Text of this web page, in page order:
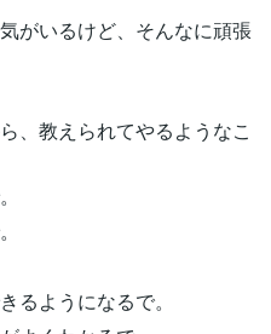
がいるけど、そんなに頑張
、教えられてやるようなこ
るようになるで。